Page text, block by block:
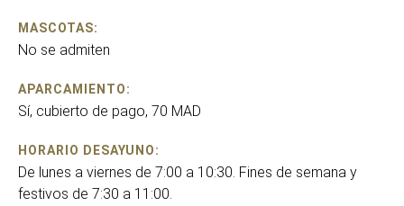
MASCOTAS:
No se admiten
APARCAMIENTO:
Sí, cubierto de pago, 70 MAD
HORARIO DESAYUNO:
De lunes a viernes de 7:00 a 10:30. Fines de semana y
festivos de 7:30 a 11:00.